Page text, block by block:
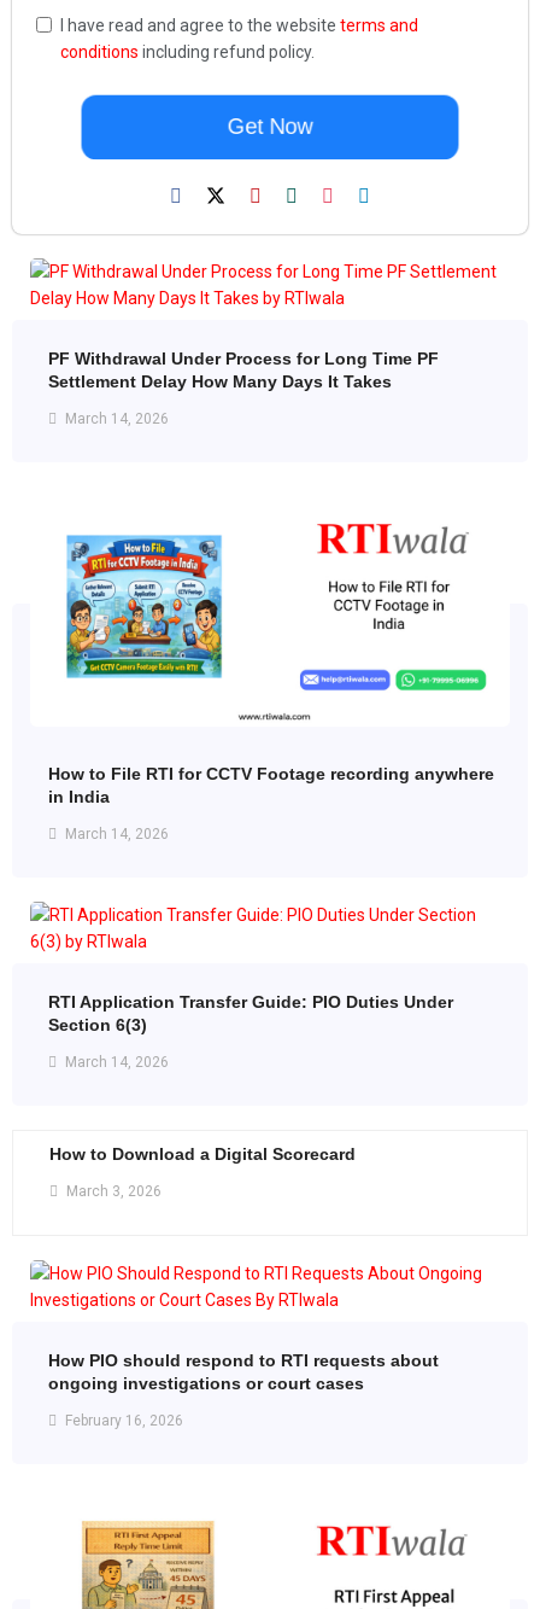
I have read and agree to the website terms and
conditions including refund policy.
Get Now
PF Withdrawal Under Process for Long Time PF
Settlement Delay How Many Days It Takes
March 14, 2026
How to File RTI for CCTV Footage recording anywhere
in India
March 14, 2026
RTI Application Transfer Guide: PIO Duties Under
Section 6(3)
March 14, 2026
How to Download a Digital Scorecard
March 3, 2026
How PIO should respond to RTI requests about
ongoing investigations or court cases
February 16, 2026